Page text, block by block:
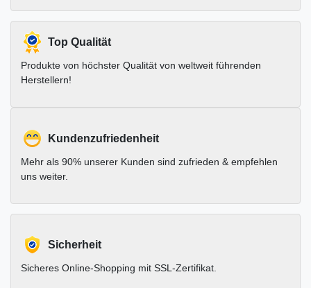
Top Qualität
Produkte von höchster Qualität von weltweit führenden
Herstellern!
Kundenzufriedenheit
Mehr als 90% unserer Kunden sind zufrieden & empfehlen
uns weiter.
Sicherheit
Sicheres Online-Shopping mit SSL-Zertifikat.